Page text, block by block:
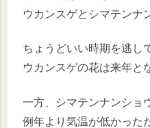
ウカンスゲとシマテンナ
ちょうどいい時期を逃し
ウカンスゲの花は来年と
一方、シマテンナンショ
例年より気温が低かった